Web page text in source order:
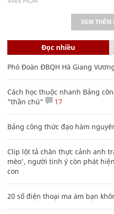
XEM THÊM
Đọc nhiều
Phó Đoàn ĐBQH Hà Giang
Cách học thuộc nhanh Bảng
"thần chú"
17
Bảng công thức đạo hàm
Clip lột tả chân thực cảnh anh
mèo', người tinh ý còn phát
con
20 số điện thoại ma ám bạn